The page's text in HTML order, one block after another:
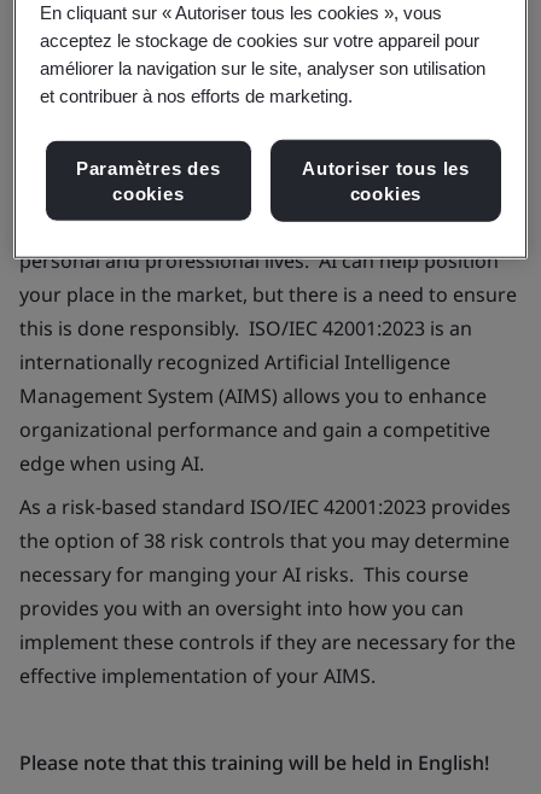
Book your place
In today’s fast paced environment, artificial
intelligence is playing a greater role in both our
personal and professional lives. AI can help position
your place in the market, but there is a need to ensure
this is done responsibly. ISO/IEC 42001:2023 is an
internationally recognized Artificial Intelligence
Management System (AIMS) allows you to enhance
organizational performance and gain a competitive
edge when using AI.
As a risk-based standard ISO/IEC 42001:2023 provides
the option of 38 risk controls that you may determine
necessary for manging your AI risks. This course
provides you with an oversight into how you can
implement these controls if they are necessary for the
effective implementation of your AIMS.
Please note that this training will be held in English!
En cliquant sur « Autoriser tous les cookies », vous
acceptez le stockage de cookies sur votre appareil pour
améliorer la navigation sur le site, analyser son utilisation
et contribuer à nos efforts de marketing.
Paramètres des
cookies
Autoriser tous les
cookies